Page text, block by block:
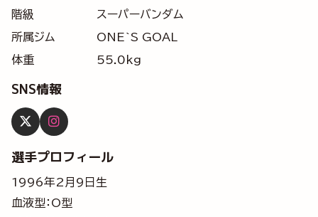
階級
スーパーバンダム
所属ジム
ONE`S GOAL
体重
55.0kg
SNS情報
選手プロフィール
1996年2月9日生
血液型：O型